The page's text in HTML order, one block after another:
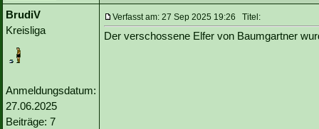
BrudiV
Kreisliga
Anmeldungsdatum:
27.06.2025
Beiträge: 7
Verfasst am: 27 Sep 2025 19:26 Titel:
Der verschossene Elfer von Baumgartner